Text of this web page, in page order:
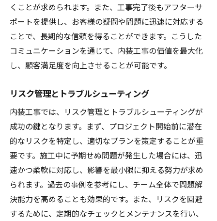
くことが求められます。また、工事完了後もアフターサ
ポートを提供し、お客様の疑問や問題に迅速に対応する
ことで、長期的な信頼を得ることができます。こうした
コミュニケーションを通じて、内装工事の価値を最大化
し、顧客満足度を向上させることが可能です。
リスク管理とトラブルシューティング
内装工事では、リスク管理とトラブルシューティングが
成功の鍵となります。まず、プロジェクト開始前に潜在
的なリスクを特定し、適切なプランを策定することが重
要です。施工中に予期せぬ問題が発生した場合には、迅
速かつ柔軟に対応し、影響を最小限に抑える努力が求め
られます。過去の事例を参考にし、チーム全体で問題解
決能力を高めることも効果的です。また、リスクを回避
するために、定期的なチェックとメンテナンスを行い、